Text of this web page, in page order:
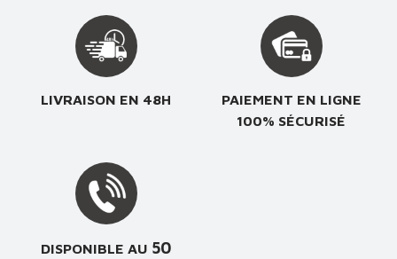
LIVRAISON EN 48H
PAIEMENT EN LIGNE
100% SÉCURISÉ
DISPONIBLE AU 50